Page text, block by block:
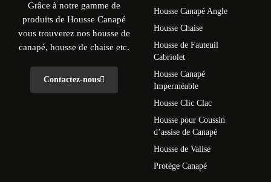
Grâce à notre gamme de
produits de Housse Canapé
vous trouverez nos housse de
canapé, housse de chaise etc.
Contactez-nous
Housse Canapé Angle
Housse Chaise
Housse de Fauteuil
Cabriolet
Housse Canapé
Imperméable
Housse Clic Clac
Housse pour Coussin
d’assise de Canapé
Housse de Valise
Protège Canapé